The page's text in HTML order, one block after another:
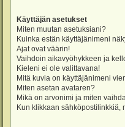
Käyttäjän asetukset
Miten muutan asetuksiani?
Kuinka estän käyttäjänimeni
Ajat ovat väärin!
Vaihdoin aikavyöhykkeen ja
Kieleni ei ole valittavana!
Mitä kuvia on käyttäjänimeni
Miten asetan avataren?
Mikä on arvonimi ja miten
Kun klikkaan sähköpostilinkkiä,